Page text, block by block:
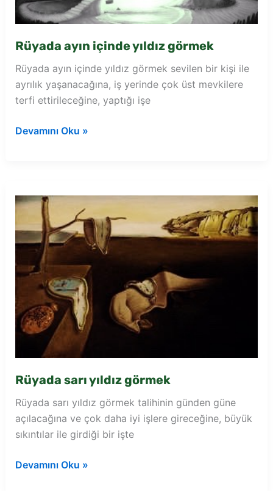
Rüyada ayın içinde yıldız görmek
Rüyada ayın içinde yıldız görmek sevilen bir kişi ile
ayrılık yaşanacağına, iş yerinde çok üst mevkilere
terfi ettirileceğine, yaptığı işe
Rüyada
görmek
Devamını Oku »
Rüyada sarı yıldız görmek
Rüyada sarı yıldız görmek talihinin günden güne
açılacağına ve çok daha iyi işlere gireceğine, büyük
sıkıntılar ile girdiği bir işte
Rüyada
Devamını Oku »